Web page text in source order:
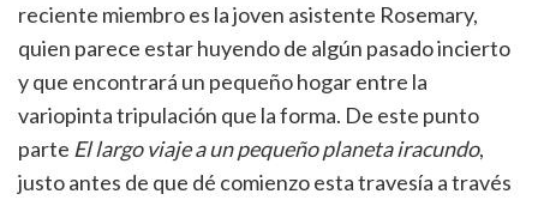
reciente miembro es la joven asistente Rosemary,
quien parece estar huyendo de algún pasado incierto
y que encontrará un pequeño hogar entre la
variopinta tripulación que la forma. De este punto
parte El largo viaje a un pequeño planeta iracundo,
justo antes de que dé comienzo esta travesía a través